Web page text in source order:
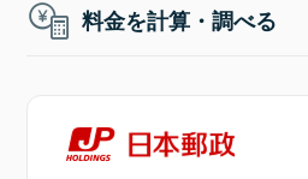
料金を計算・調べる